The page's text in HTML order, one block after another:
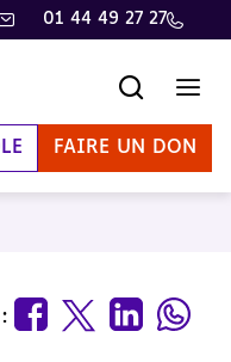
01 44 49 27 27
FAIRE UN DON